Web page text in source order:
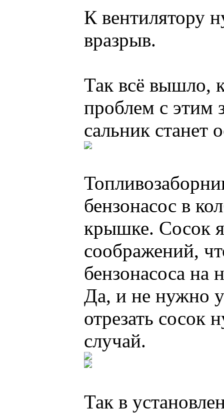
К вентилятору
вразрыв.
Так всё вышло,
проблем с
сальник станет
бензонасос в
крышке. Сосок я
соображений,
бензонасоса
Да, и не нужно
отрезать сосок
случай.
Так в